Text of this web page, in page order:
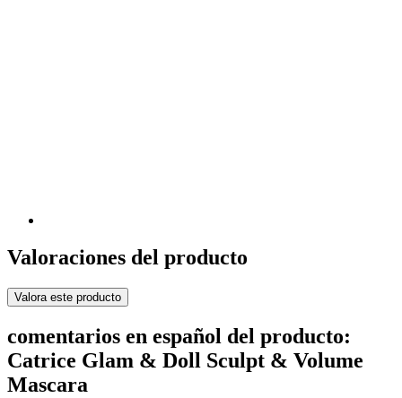
Valoraciones del producto
Valora este producto
comentarios en español del producto:
Catrice Glam & Doll Sculpt & Volume
Mascara